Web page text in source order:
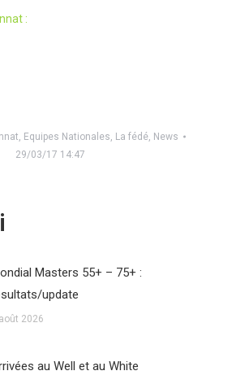
:
, Equipes Nationales, La fédé, News
29/03/17 14:47
Masters 55+ – 75+ :
update
2026
au Well et au White